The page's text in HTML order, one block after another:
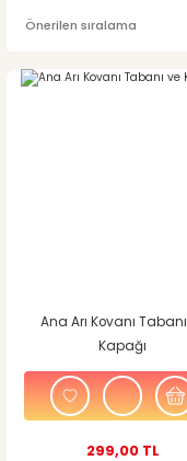
Ana Arı Kovanı
Kapağı
299,00 TL